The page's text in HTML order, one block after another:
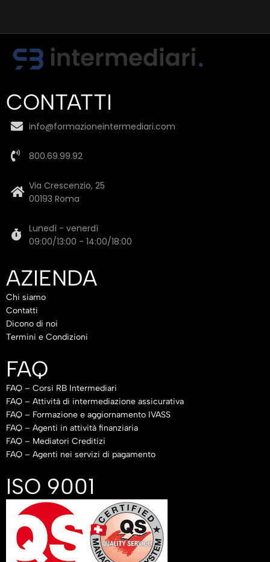
CONTATTI
info@formazioneintermediari.com
800.69.99.92
Via Crescenzio, 25
00193 Roma
Lunedì - venerdì
09:00/13:00 - 14:00/18:00
AZIENDA
Chi siamo
Contatti
Dicono di noi
Termini e Condizioni
FAQ
FAQ – Corsi RB Intermediari
FAQ – Attività di intermediazione assicurativa
FAQ – Formazione e aggiornamento IVASS
FAQ – Agenti in attività finanziaria
FAQ – Mediatori Creditizi
FAQ – Agenti nei servizi di pagamento
ISO 9001